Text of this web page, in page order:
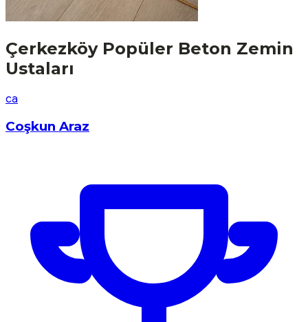
ÇerkezköyPopüler Beton Zemin
Ustaları
ca
Coşkun Araz